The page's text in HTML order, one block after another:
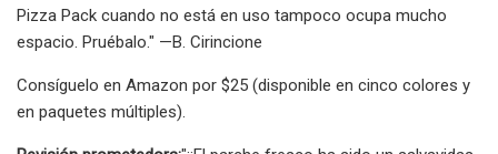
Pizza Pack cuando no está en uso tampoco ocupa mucho
espacio. Pruébalo." —B. Cirincione
Consíguelo en Amazon por $25 (disponible en cinco colores y
en paquetes múltiples).